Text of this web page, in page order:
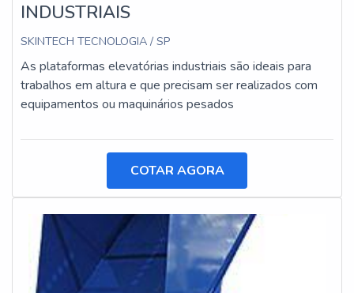
INDUSTRIAIS
SKINTECH TECNOLOGIA / SP
As plataformas elevatórias industriais são ideais para
trabalhos em altura e que precisam ser realizados com
equipamentos ou maquinários pesados
COTAR AGORA